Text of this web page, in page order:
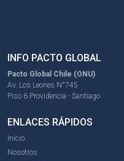
INFO PACTO GLOBAL
Pacto Global Chile (ONU)
Av. Los Leones N°745
Piso 6 Providencia - Santiago
ENLACES RÁPIDOS
Inicio
Nosotros